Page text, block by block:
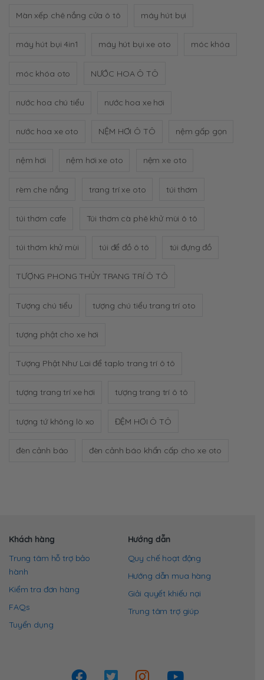
Màn xếp chê nắng cửa ô tô máy hút bụi
máy hút bụi 4in1 máy hút bụi xe oto móc khóa
móc khóa oto NƯỚC HOA Ô TÔ
nước hoa chú tiểu nước hoa xe hơi
nước hoa xe oto NỆM HƠI Ô TÔ nệm gấp gọn
nệm hơi nệm hơi xe oto nệm xe oto
rèm che nắng trang trí xe oto túi thơm
túi thơm cafe Túi thơm cà phê khử mùi ô tô
túi thơm khử mùi túi để đồ ô tô túi đựng đồ
TƯỢNG PHONG THỦY TRANG TRÍ Ô TÔ
Tượng chú tiểu tượng chú tiểu trang trí oto
tượng phật cho xe hơi
Tượng Phật Như Lai để taplo trang trí ô tô
tượng trang trí xe hơi tượng trang trí ô tô
tượng tứ không lò xo ĐỆM HƠI Ô TÔ
đèn cảnh báo đèn cảnh báo khẩn cấp cho xe oto
Khách hàng
Trung tâm hỗ trợ bảo
hành
Kiểm tra đơn hàng
FAQs
Tuyển dụng
Hướng dẫn
Quy chế hoạt động
Hướng dẫn mua hàng
Giải quyết khiếu nại
Trung tâm trợ giúp